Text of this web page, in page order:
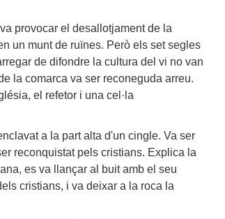
provocar el desallotjament de la
un munt de ruïnes. Però els set segles
de difondre la cultura del vi no van
la comarca va ser reconeguda arreu.
el refetor i una cel·la
a la part alta d'un cingle. Va ser
reconquistat pels cristians. Explica la
es va llançar al buit amb el seu
cristians, i va deixar a la roca la